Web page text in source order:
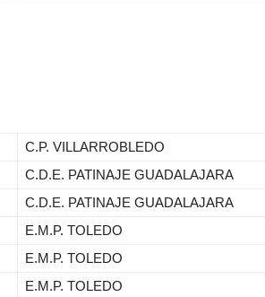
C.P. VILLARROBLEDO
C.D.E. PATINAJE GUADALAJARA
C.D.E. PATINAJE GUADALAJARA
E.M.P. TOLEDO
E.M.P. TOLEDO
E.M.P. TOLEDO